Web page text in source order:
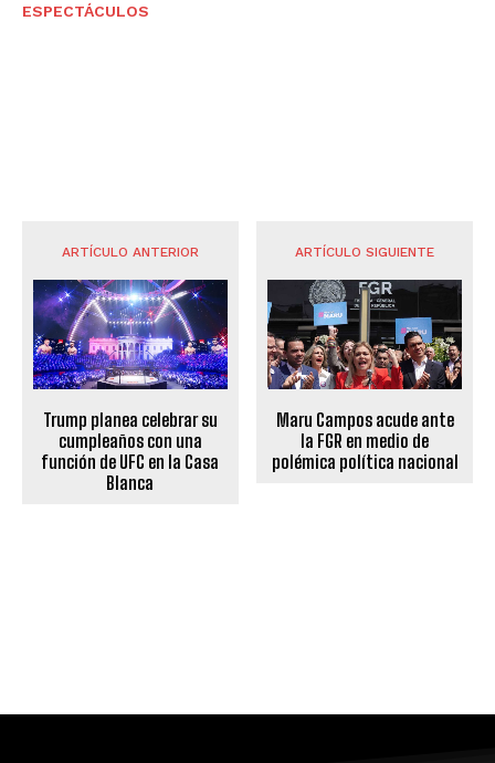
ESPECTÁCULOS
ARTÍCULO ANTERIOR
Trump planea celebrar su
cumpleaños con una
función de UFC en la Casa
Blanca
ARTÍCULO SIGUIENTE
Maru Campos acude ante
la FGR en medio de
polémica política nacional